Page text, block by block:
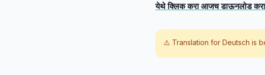
येथे क्लिक करा आजच डाऊनलोड करा
⚠️ Translation for Deutsch is